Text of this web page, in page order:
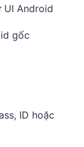
UI Android
gốc
ID hoặc